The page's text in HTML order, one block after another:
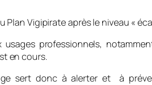
Plan Vigipirate après le niveau «
professionnels,
en cours.
sert donc à alerter et à